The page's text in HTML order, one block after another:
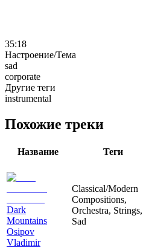
35:18
Настроение/Тема
sad
corporate
Другие теги
instrumental
Похожие треки
Название Теги
Dark
Mountains
Osipov
Vladimir
Classical/Modern
Compositions,
Orchestra, Strings,
Sad